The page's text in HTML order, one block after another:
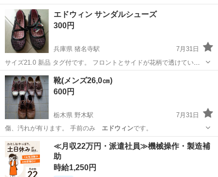
の状態】とくに目立った傷はありません。 【アピールポイント】状態
はいいのでまだまだ使えます！ 【希望取引場所】 イオンタウン野々市
【希望取引日時】...
石川 野々市市 馬替駅 ジーンズ/デニム
エドウィン サンダルシューズ
300円
兵庫県 猪名寺駅
7月31日
サイズ21.0 新品 タグ付です。 フロントとサイドが花柄で透けていて
可愛いです。
兵庫 尼崎市 猪名寺駅
靴(メンズ26,0㎝)
600円
栃木県 野木駅
7月31日
傷、汚れが有ります。 手前のみ エドウィンです。
栃木 下都賀郡 野木駅 靴 エドウィン
≪月収22万円・派遣社員≫機械操作・製造補
助
時給1,250円